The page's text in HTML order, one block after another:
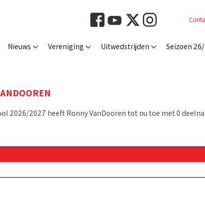
Nieuws Vereniging Uitwedstrijden Seizoen
2026/2027 heeft Ronny VanDooren tot nu toe met 0